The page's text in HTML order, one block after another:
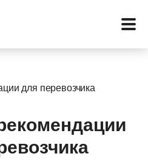
для перевозчика